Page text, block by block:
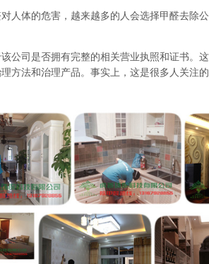
体的危害，越来越多的人会选择甲醛去除
该公司是否拥有完整的相关营业执照和证书
方法和治理产品。事实上，这是很多人关注